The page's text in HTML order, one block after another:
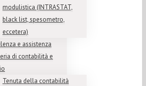
modulistica (INTRASTAT,
black list, spesometro,
eccetera)
e assistenza
di contabilità e
Tenuta della contabilità